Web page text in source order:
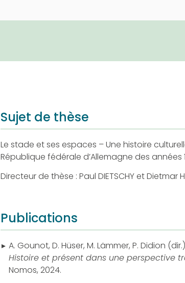
Sujet de thèse
Le stade et ses espaces – Une histoire
République fédérale d’Allemagne des années
Directeur de thèse : Paul DIETSCHY et Dietmar
Publications
A. Gounot, D. Hüser, M. Lämmer, P. Didion
Histoire et présent dans une perspective
Nomos, 2024.